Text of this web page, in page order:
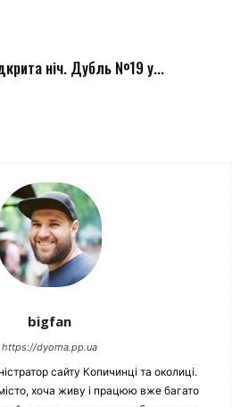
ніч. Дубль №19 у...
bigfan
https://dyoma.pp.ua
сайту Копичинці та околиці.
хоча живу і працюю вже багато